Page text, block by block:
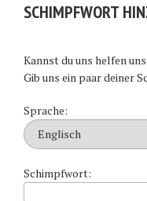
SCHIMPFWORT
Kannst du uns helfen
Gib uns ein paar deiner
Sprache:
Schimpfwort: